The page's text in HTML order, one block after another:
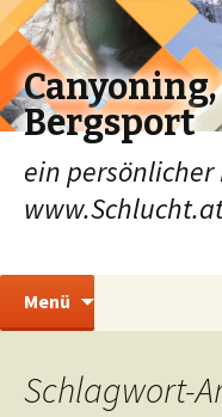
Canyoning,
Bergsport
ein persönlicher
Menü
Schlagwort-